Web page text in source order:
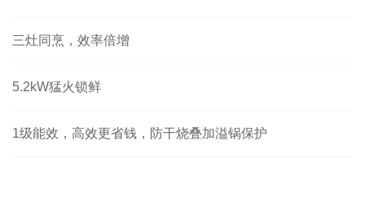
三灶同烹，效率倍增
5.2kW猛火锁鲜
1级能效，高效更省钱，防干烧叠加溢锅保护